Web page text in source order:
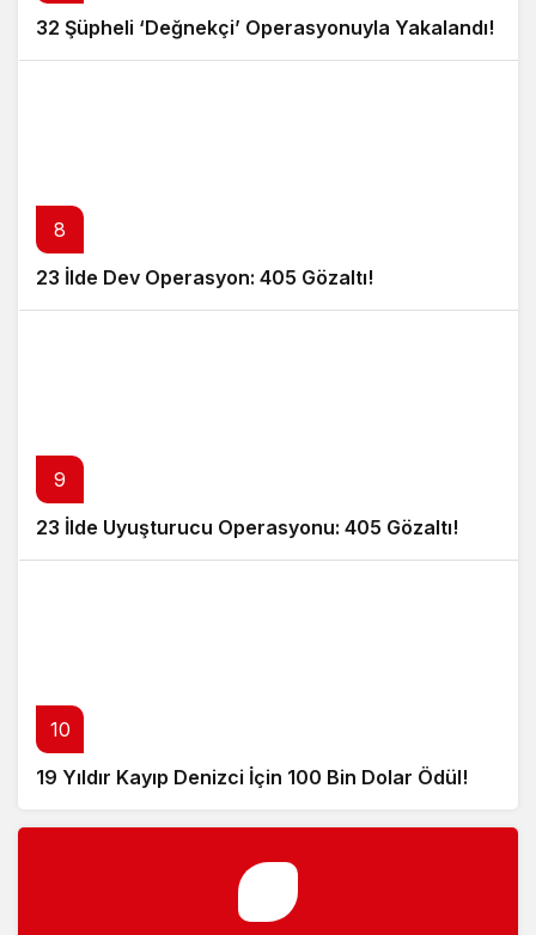
32 Şüpheli ‘Değnekçi’ Operasyonuyla Yakalandı!
8
23 İlde Dev Operasyon: 405 Gözaltı!
9
23 İlde Uyuşturucu Operasyonu: 405 Gözaltı!
10
19 Yıldır Kayıp Denizci İçin 100 Bin Dolar Ödül!